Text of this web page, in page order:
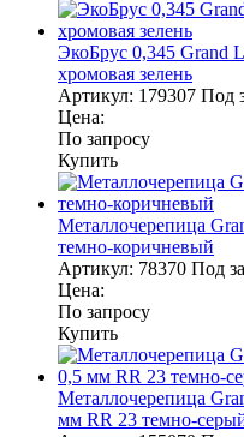
ЭкоБрус 0,345 Grand
хромовая зелень
Артикул: 179307 Под
Цена:
По запросу
Купить
Металлочерепица
темно-коричневый
Артикул: 78370 Под
Цена:
По запросу
Купить
Металлочерепица
мм RR 23 темно-